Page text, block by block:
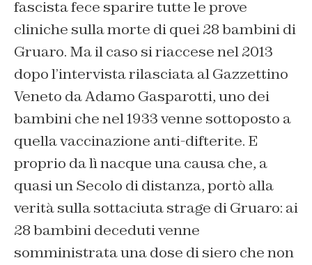
fascista fece sparire tutte le prove
cliniche sulla morte di quei 28 bambini di
Gruaro. Ma il caso si riaccese nel 2013
dopo l’intervista rilasciata al Gazzettino
Veneto da Adamo Gasparotti, uno dei
bambini che nel 1933 venne sottoposto a
quella vaccinazione anti-difterite. E
proprio da lì nacque una causa che, a
quasi un Secolo di distanza, portò alla
verità sulla sottaciuta strage di Gruaro: ai
28 bambini deceduti venne
somministrata una dose di siero che non